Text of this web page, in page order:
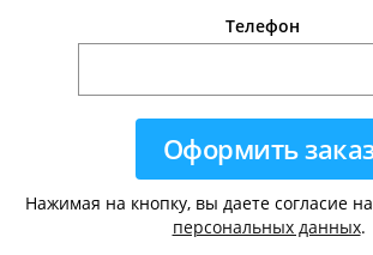
Телефон
Нажимая на кнопку, вы даете согласие на
персональных данных.